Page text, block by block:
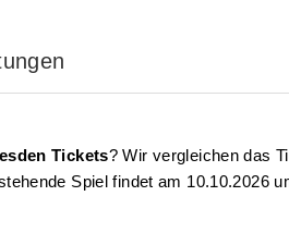
Tickets? Wir vergleichen das
Spiel findet am 10.10.2026